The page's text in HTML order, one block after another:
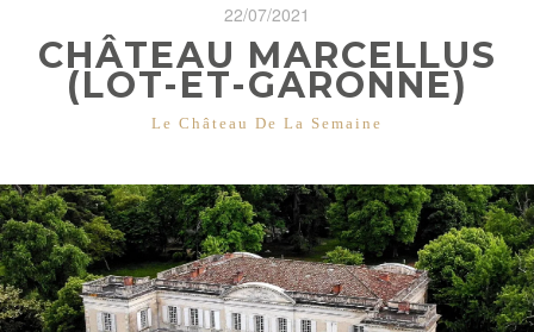
22/07/2021
CHÂTEAU MARCELLUS
(LOT-ET-GARONNE)
CATÉGORIES
Le Château De La Semaine